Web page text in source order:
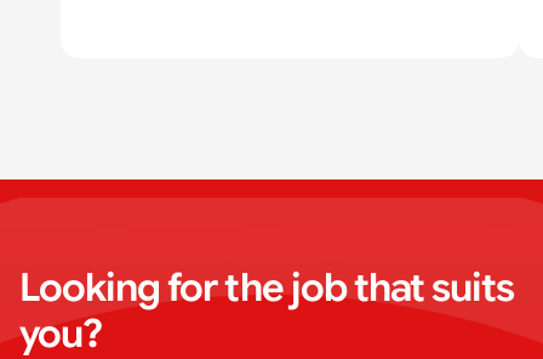
Looking for the job that suits
you?